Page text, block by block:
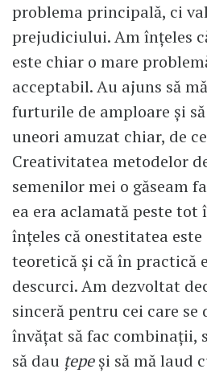
problema principală, ci
prejudiciului. Am înțeles
este chiar o mare
acceptabil. Au ajuns să
furturile de amploare și
uneori amuzat chiar, de
Creativitatea metodelor
semenilor mei o găseam
ea era aclamată peste
înțeles că onestitatea
teoretică și că în practică
descurci. Am dezvoltat
sinceră pentru cei care se
învățat să fac combinații,
să dau țepeși să mă laud